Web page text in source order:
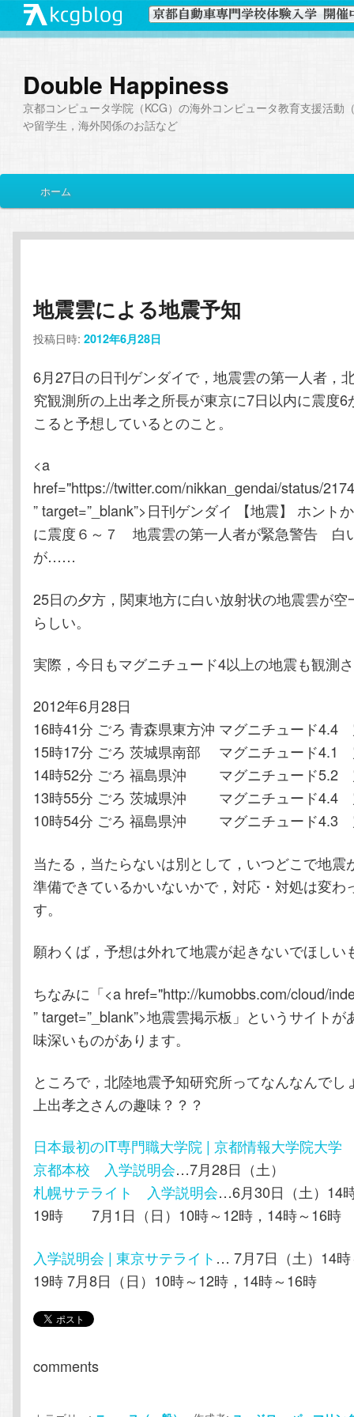
Double Happiness
京都コンピュータ学院（KCG）の海外コンピュータ教育支援活動
や留学生，海外関係のお話など
イ
メ
イ
コ
ン
テ
ン
移
サ
ブ
ン
テ
ン
ツ
動
ホーム
地震雲による地震予知
投稿日時:2012年6月28日
6月27日の日刊ゲンダイで，地震雲の第一人者，
究観測所の上出孝之所長が東京に7日以内に震度6
こると予想しているとのこと。
<a
href="https://twitter.com/nikkan_gendai/status/
” target=”_blank”>日刊ゲンダイ 【地震】 ホント
に震度６～７ 地震雲の第一人者が緊急警告 白
が……
25日の夕方，関東地方に白い放射状の地震雲が空
らしい。
実際，今日もマグニチュード4以上の地震も観測
2012年6月28日
16時41分 ごろ 青森県東方沖 マグニチュード4.4
15時17分 ごろ 茨城県南部 マグニチュード4.1
14時52分 ごろ 福島県沖 マグニチュード5.2
13時55分 ごろ 茨城県沖 マグニチュード4.4
10時54分 ごろ 福島県沖 マグニチュード4.3
当たる，当たらないは別として，いつどこで地震
準備できているかいないかで，対応・対処は変わ
す。
願わくば，予想は外れて地震が起きないでほしい
ちなみに「<a href="http://kumobbs.com/cloud/
” target=”_blank”>地震雲掲示板」というサイト
味深いものがあります。
ところで，北陸地震予知研究所ってなんなんでし
上出孝之さんの趣味？？？
日本最初のIT専門職大学院 | 京都情報大学院大学
京都本校 入学説明会…7月28日（土）
札幌サテライト 入学説明会…6月30日（土）14
19時 7月1日（日）10時～12時，14時～16時
入学説明会 | 東京サテライト … 7月7日（土）14
19時 7月8日（日）10時～12時，14時～16時
comments